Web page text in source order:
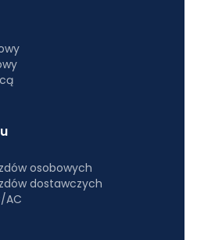
osobowych
dostawczych
AC